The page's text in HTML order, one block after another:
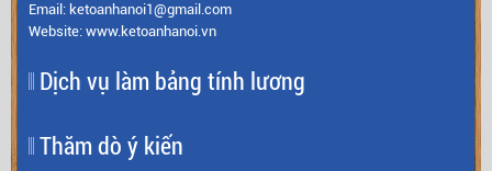
Email: ketoanhanoi1@gmail.com
Website: www.ketoanhanoi.vn
Dịch vụ làm bảng tính lương
Thăm dò ý kiến